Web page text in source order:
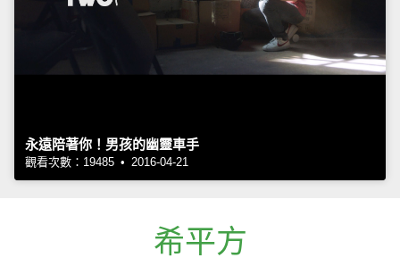
永遠陪著你！男孩的幽靈車手
觀看次數：19485 • 2016-04-21
希平方